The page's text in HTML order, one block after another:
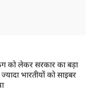
को लेकर सरकार का बड़ा
भारतीयों को साइबर